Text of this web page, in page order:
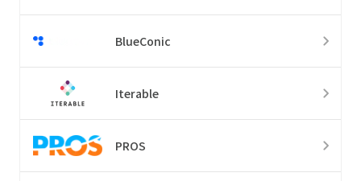
BlueConic
Iterable
PROS